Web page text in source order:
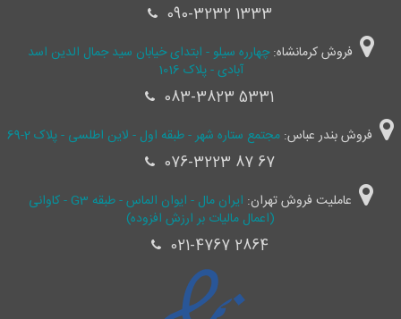
090-3232 1333
فروش کرمانشاه:چهارره سیلو - ابتدای خیابان سید جمال ‌الدین اسد
آبادی - پلاک 1016
083-3823 5331
فروش بندر عباس: مجتمع ستاره شهر - طبقه اول - لاین اطلسی - پلاک 2-69
076-3223 87 67
عاملیت فروش تهران:
ایران مال - ایوان الماس - طبقه G3 - کاوانی
(اعمال مالیات بر ارزش افزوده)
021-4767 2864